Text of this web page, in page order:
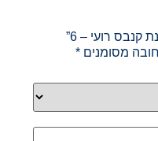
קנבס רועי – 6”
מסומנים*